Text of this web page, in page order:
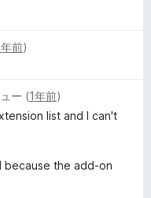
前)
ー (1年前)
list and I can't
because the add-on